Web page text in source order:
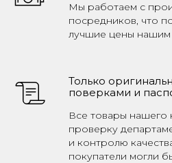
Мы работаем с
посредников, что
лучшие цены нашим
Только
поверками и
Все товары нашего
проверку
и контролю
покупатели могли